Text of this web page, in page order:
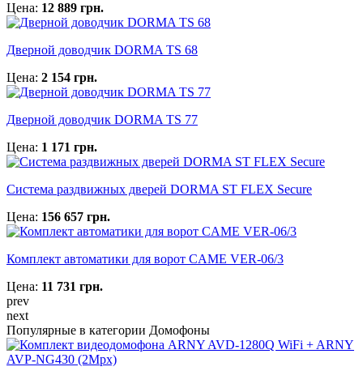
Цена: 12 889 грн.
Дверной доводчик DORMA TS 68
Цена: 2 154 грн.
Дверной доводчик DORMA TS 77
Цена: 1 171 грн.
Cистема раздвижных дверей DORMA ST FLEX Secure
Цена: 156 657 грн.
Комплект автоматики для ворот CAME VER-06/3
Цена: 11 731 грн.
prev
next
Популярные в категории Домофоны